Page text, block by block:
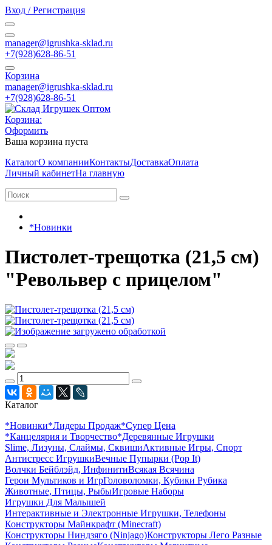
Вход / Регистрация
manager@igrushka-sklad.ru
+7(928)628-86-51
Корзина
manager@igrushka-sklad.ru
+7(928)628-86-51
Корзина:
Оформить
Ваша корзина пуста
КаталогО компанииКонтактыДоставкаОплата
Личный кабинетНа главную
*Новинки
Пистолет-трещотка (21,5 см)
"Револьвер с прицелом"
Каталог
*Новинки*Лидеры Продаж*Супер Цена
*Канцелярия и Творчество*Деревянные Игрушки
Slime, Лизуны, Слаймы, СквишиАктивные Игры, Спорт
Антистресс ИгрушкиВечные Пупырки (Pop It)
Волчки Бейблэйд, ИнфинитиВсякая Всячина
Герои Мультиков и ИгрГоловоломки, Кубики Рубика
Животные, Птицы, РыбыИгровые Наборы
Игрушки Для Малышей
Интерактивные и Электронные Игрушки, Телефоны
Конструкторы Майнкрафт (Minecraft)
Конструкторы Ниндзяго (Ninjago)Конструкторы Лего Разные